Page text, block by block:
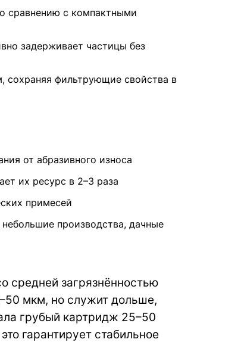
сравнению с компактными
задерживает частицы без
сохраняя фильтрующие свойства в
от абразивного износа
их ресурс в 2–3 раза
примесей
производства, дачные
загрязнённостью
мкм, но служит дольше,
грубый картридж 25–50
гарантирует стабильное